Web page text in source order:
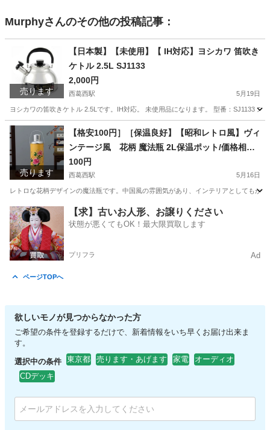
Murphyさんのその他の投稿記事：
売ります
【日本製】【未使用】【 IH対応】ヨシカワ 笛吹き
ケトル 2.5L SJ1133
2,000円
西葛西駅 5月19日
ヨシカワの笛吹きケトル 2.5Lです。IH対応。 未使用品になります。 型番：SJ1133
東京 江戸川区 西葛西駅 調理器具 ケトル
売ります
【格安100円］［保温良好】【昭和レトロ風】ヴィ
ンテージ風 花柄 魔法瓶 2L保温ポット/価格相談
可
100円
西葛西駅 5月16日
レトロな花柄デザインの魔法瓶です。中国風の雰囲気があり、インテリアとしてもか
東京 江戸川区 西葛西駅 食器 魔法瓶
【求】古いお人形、お譲りください
状態が悪くてもOK！最大限買取します
プリフラ Ad
ページTOPへ
欲しいモノが見つからなかった方
ご希望の条件を登録するだけで、新着情報をいち早くお届け出来ま
す。
選択中の条件 東京都 売ります・あげます 家電
オーディオ
CDデッキ